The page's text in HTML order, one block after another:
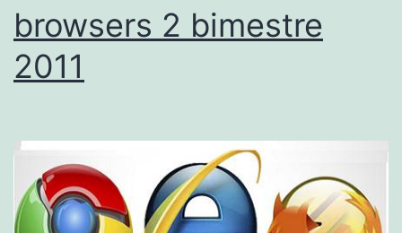
browsers 2 bimestre
2011